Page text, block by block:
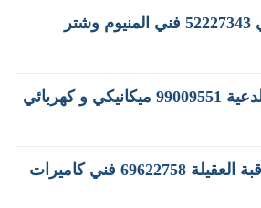
فني ألمنيوم السالمي 52227343 فني المنيوم وشتر
ورشة بنشر متنقل الدعية 99009551‬ ميكانيكي و كهربائي
تركيب كاميرات مراقبة العقيلة 69622758 فني كاميرات